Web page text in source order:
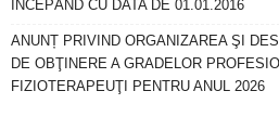
ÎNCEPÂND CU DATA DE 01.01.2016
ANUNȚ PRIVIND ORGANIZAREA ŞI
DE OBŢINERE A GRADELOR
FIZIOTERAPEUŢI PENTRU ANUL 2026